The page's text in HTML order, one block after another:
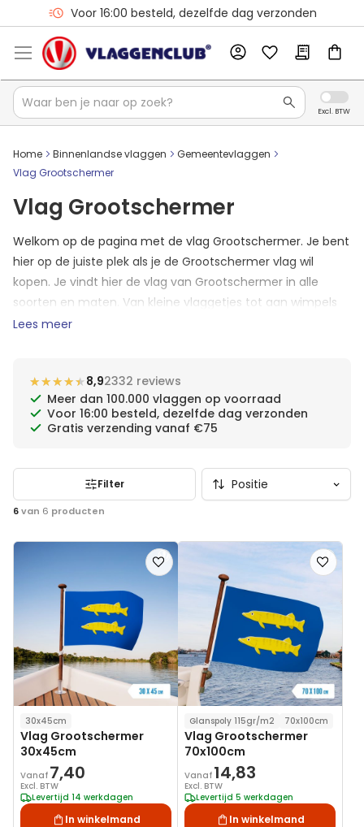
Voor 16:00 besteld, dezelfde dag verzonden
Home Binnenlandse vlaggen
Gemeentevlaggen
Vlag Grootschermer
Vlag Grootschermer
Welkom op de pagina met de vlag Grootschermer. Je bent
hier op de juiste plek als je de Grootschermer vlag wil
kopen. Je vindt hier de vlag van Grootschermer in alle
soorten en maten. Van kleine vlaggetjes tot aan wimpels
van Grootschermer. Mocht het zo zijn dat je vlag er nog
de shop.
Lees meer
★★★★★
★★★★★8,92332 reviews
Meer dan 100.000 vlaggen op voorraad
Voor 16:00 besteld, dezelfde dag verzonden
Gratis verzending vanaf €75
6van 6 producten
Filter
Voeg
toe
30x45cm
Vlag Grootschermer
30x45cm
Vanaf 7,40
Excl. BTW
Levertijd 14 werkdagen
In winkelmand
Voeg
toe
Glanspoly 115gr/m2 70x100cm
Vlag Grootschermer
70x100cm
Vanaf 14,83
Excl. BTW
Levertijd 5 werkdagen
In winkelmand